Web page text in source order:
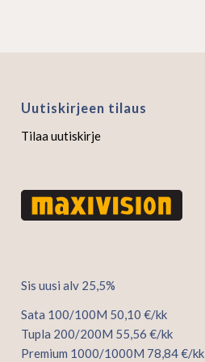
Uutiskirjeen tilaus
Tilaa uutiskirje
Sis uusi alv 25,5%
Sata 100/100M 50,10 €/kk
Tupla 200/200M 55,56 €/kk
Premium 1000/1000M 78,84 €/kk